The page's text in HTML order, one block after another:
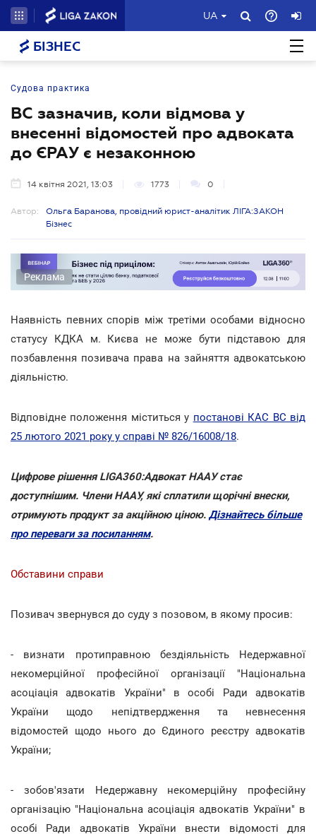
UA
БІЗНЕС
Судова практика
ВС зазначив, коли відмова у
внесенні відомостей про адвоката
до ЄРАУ є незаконною
14 квітня 2021, 13:03 1773 0
Автор:
Ольга Баранова, провідний юрист-аналітик ЛІГА:ЗАКОН
Бізнес
Реклама
Наявність певних спорів між третіми особами відносно
статусу КДКА м. Києва не може бути підставою для
позбавлення позивача права на зайняття адвокатською
діяльністю.
Відповідне положення міститься у постанові КАС ВС від
25 лютого 2021 року у справі № 826/16008/18.
Цифрове рішення LIGA360:Адвокат НААУ стає
доступнішим. Члени НААУ, які сплатили щорічні внески,
отримують продукт за акційною ціною. Дізнайтесь більше
про переваги за посиланням.
Обставини справи
Позивач звернувся до суду з позовом, в якому просив:
- визнати протиправною бездіяльність Недержавної
некомерційної професійної організації "Національна
асоціація адвокатів України" в особі Ради адвокатів
України щодо непідтвердження та невнесення
відомостей щодо нього до Єдиного реєстру адвокатів
України;
- зобов'язати Недержавну некомерційну професійну
організацію "Національна асоціація адвокатів України" в
особі Ради адвокатів України внести відомості для